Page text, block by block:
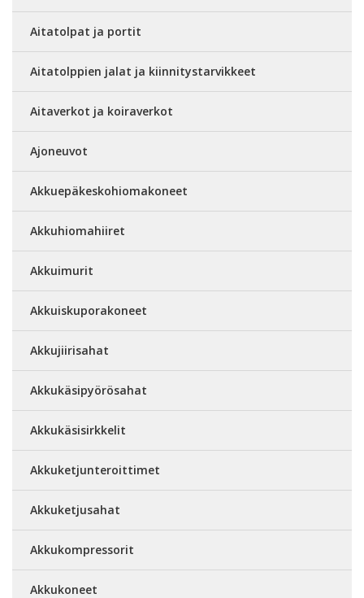
Aitatolpat ja portit
Aitatolppien jalat ja kiinnitystarvikkeet
Aitaverkot ja koiraverkot
Ajoneuvot
Akkuepäkeskohiomakoneet
Akkuhiomahiiret
Akkuimurit
Akkuiskuporakoneet
Akkujiirisahat
Akkukäsipyörösahat
Akkukäsisirkkelit
Akkuketjunteroittimet
Akkuketjusahat
Akkukompressorit
Akkukoneet